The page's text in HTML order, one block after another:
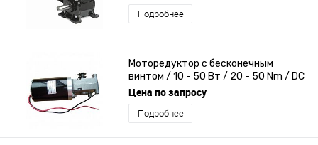
Подробнее
Моторедуктор с бесконечным
винтом / 10 - 50 Вт / 20 - 50 Nm / DC
Цена по запросу
Подробнее